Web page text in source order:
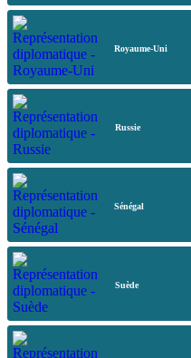
Royaume-Uni
Russie
Sénégal
Suède